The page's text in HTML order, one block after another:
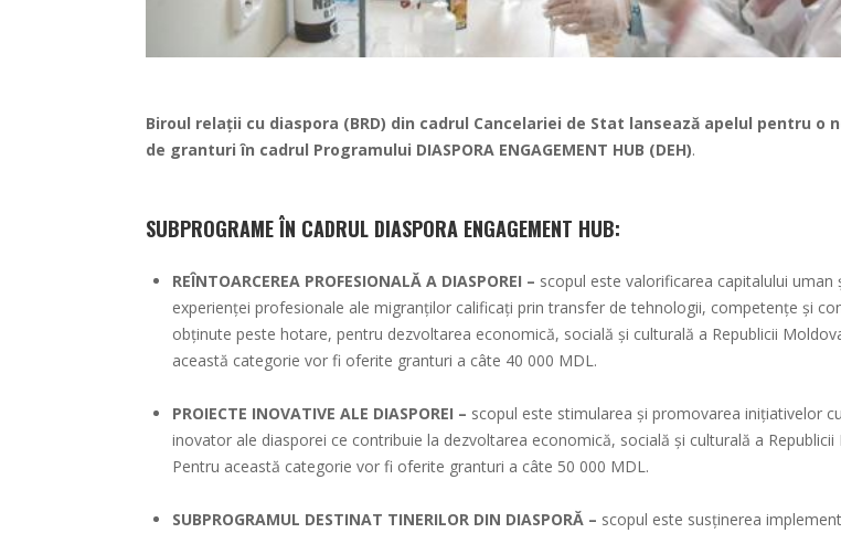
Biroul relații cu diaspora (BRD) din cadrul Cancelariei de Stat lansează apelul pentru o
de granturi în cadrul Programului DIASPORA ENGAGEMENT HUB (DEH).
SUBPROGRAME ÎN CADRUL DIASPORA ENGAGEMENT HUB:
REÎNTOARCEREA PROFESIONALĂ A DIASPOREI – scopul este valorificarea capitalului uman
experienței profesionale ale migranților calificați prin transfer de tehnologii, competențe și
obținute peste hotare, pentru dezvoltarea economică, socială și culturală a Republicii
această categorie vor fi oferite granturi a câte 40 000 MDL.
PROIECTE INOVATIVE ALE DIASPOREI – scopul este stimularea și promovarea inițiativelor
inovator ale diasporei ce contribuie la dezvoltarea economică, socială și culturală a Republicii
Pentru această categorie vor fi oferite granturi a câte 50 000 MDL.
SUBPROGRAMUL DESTINAT TINERILOR DIN DIASPORĂ – scopul este susținerea